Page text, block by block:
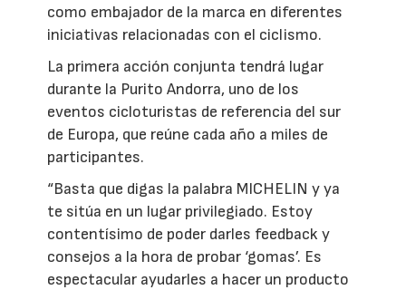
como embajador de la marca en diferentes
iniciativas relacionadas con el ciclismo.
La primera acción conjunta tendrá lugar
durante la Purito Andorra, uno de los
eventos cicloturistas de referencia del sur
de Europa, que reúne cada año a miles de
participantes.
“Basta que digas la palabra MICHELIN y ya
te sitúa en un lugar privilegiado. Estoy
contentísimo de poder darles feedback y
consejos a la hora de probar ‘gomas’. Es
espectacular ayudarles a hacer un producto